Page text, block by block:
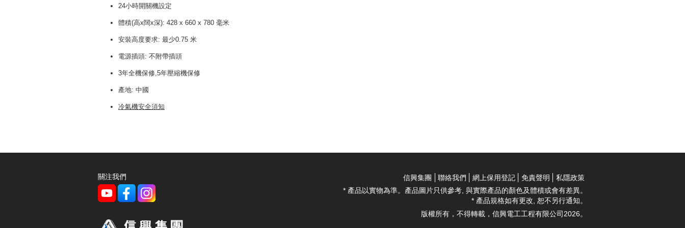
24小時開關機設定
體積(高x闊x深): 428 x 660 x 780 毫米
安裝高度要求: 最少0.75 米
電源插頭: 不附帶插頭
3年全機保修,5年壓縮機保修
產地: 中國
冷氣機安全須知
關注我們 信興集團 聯絡我們 網上保用登記 免責聲明
私隱政策
* 產品以實物為準。產品圖片只供參考, 與實際產品的顏色及體積或會有差異。
* 產品規格如有更改, 恕不另行通知。
版權所有，不得轉載，信興電工工程有限公司2026。